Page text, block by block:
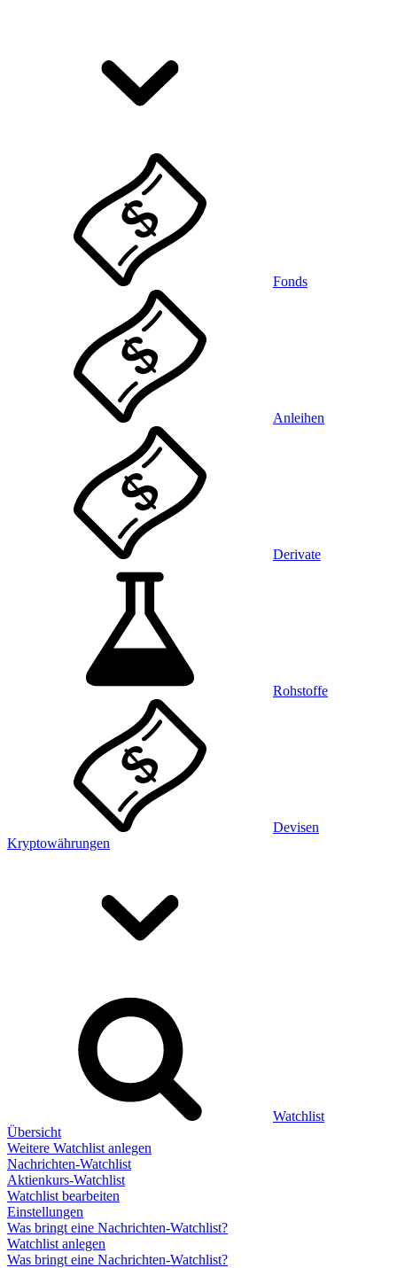
Fonds
Anleihen
Derivate
Rohstoffe
Devisen
Kryptowährungen
Watchlist
Übersicht
Weitere Watchlist anlegen
Nachrichten-Watchlist
Aktienkurs-Watchlist
Watchlist bearbeiten
Einstellungen
Was bringt eine Nachrichten-Watchlist?
Watchlist anlegen
Was bringt eine Nachrichten-Watchlist?